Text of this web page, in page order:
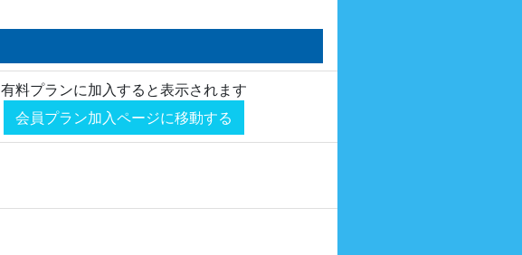
有料プランに加入すると表示されます
会員プラン加入ページに移動する